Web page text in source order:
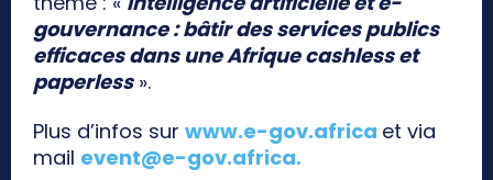
gouvernance : bâtir des services publics
efficaces dans une Afrique cashless et
paperless».
Plus d’infos sur www.e-gov.africa et via
mail event@e-gov.africa.